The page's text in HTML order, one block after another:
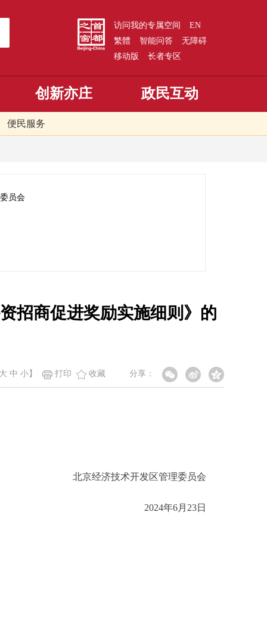
访问我的专属空间
EN
繁體
智能问答
无障碍
移动版
长者专区
便民服务
创新亦庄 政民互动
员会
招商促进奖励实施细则》的
分享：
大 中 小 】 打印 收藏
北京经济技术开发区管理委员会
2024年6月23日